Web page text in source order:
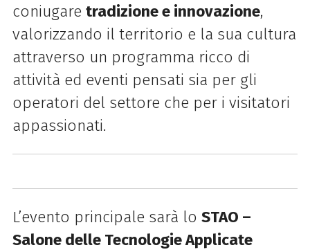
coniugare tradizione e innovazione,
valorizzando il territorio e la sua cultura
attraverso un programma ricco di
attività ed eventi pensati sia per gli
operatori del settore che per i visitatori
appassionati.
L’evento principale sarà lo STAO –
Salone delle Tecnologie Applicate